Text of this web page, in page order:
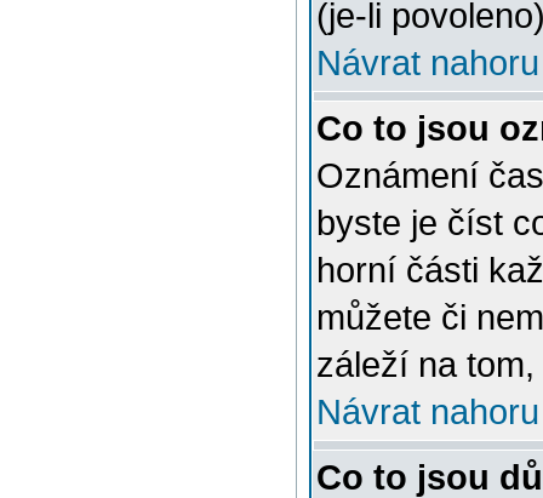
(je-li
Návrat nahoru
Co to jsou
Oznámení
byste je číst
horní části
můžete či
záleží na
Návrat nahoru
Co to jsou